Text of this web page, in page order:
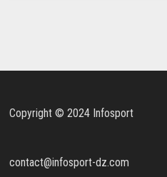
Copyright © 2024 Infosport
contact@infosport-dz.com